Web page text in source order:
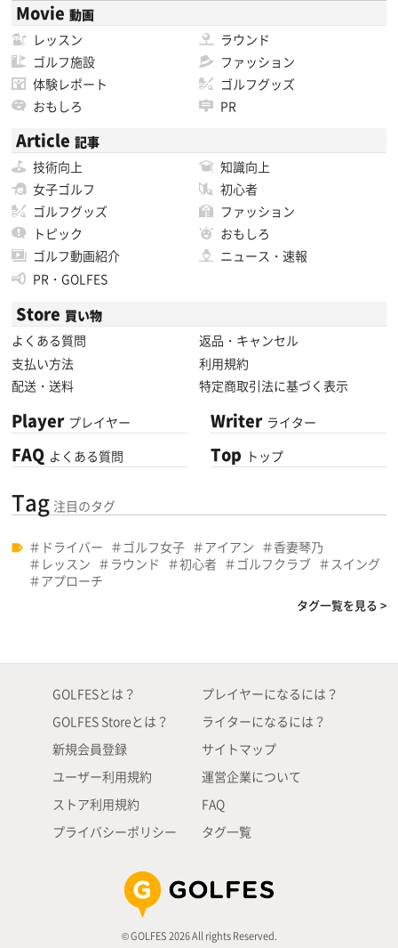
Movie 動画
レッスン
ラウンド
ゴルフ施設
ファッション
体験レポート
ゴルフグッズ
おもしろ
PR
Article 記事
技術向上
知識向上
女子ゴルフ
初心者
ゴルフグッズ
ファッション
トピック
おもしろ
ゴルフ動画紹介
ニュース・速報
PR・GOLFES
Store 買い物
よくある質問
返品・キャンセル
支払い方法
利用規約
配送・送料
特定商取引法に基づく表示
Player プレイヤー
FAQ よくある質問
Writer ライター
Top トップ
Tag 注目のタグ
ドライバー ゴルフ女子 アイアン
香妻琴乃
レッスン
ラウンド 初心者 ゴルフクラブ
スイング
アプローチ
タグ一覧を見る >
GOLFESとは？
GOLFES Storeとは？
新規会員登録
ユーザー利用規約
ストア利用規約
プライバシーポリシー
プレイヤーになるには？
ライターになるには？
サイトマップ
運営企業について
FAQ
タグ一覧
© GOLFES 2026 All rights Reserved.